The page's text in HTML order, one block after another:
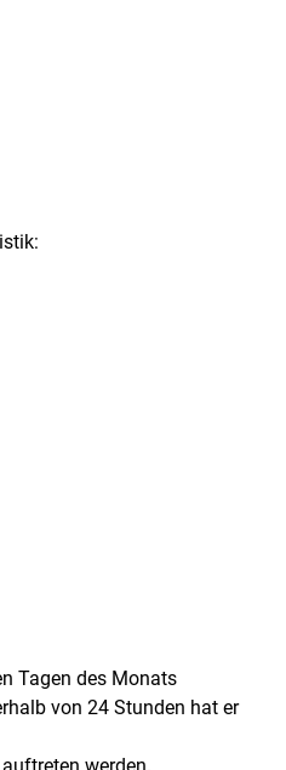
Tagen des Monats
von 24 Stunden hat er
werden.